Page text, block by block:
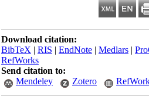
Download citation:
BibTeX|RIS|EndNote|Medlars|
RefWorks
Send citation to:
Mendeley
Zotero